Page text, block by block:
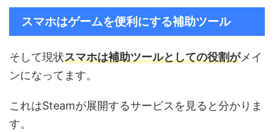
スマホはゲームを便利にする補助ツール
そして現状スマホは補助ツールとしての役割がメイ
ンになってます。
これはSteamが展開するサービスを見ると分かりま
す。